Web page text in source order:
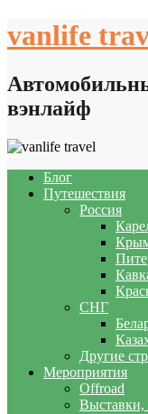
to
vanlife
вэнлайф
Блог
Путешествия
Россия
СНГ
Другие
Мероприятия
Offroad
Выставки,